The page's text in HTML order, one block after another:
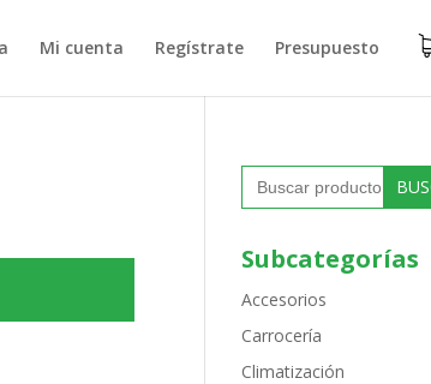
Mi cuenta Regístrate Presupuesto
Buscar:
Subcategorías
Accesorios
Carrocería
Climatización